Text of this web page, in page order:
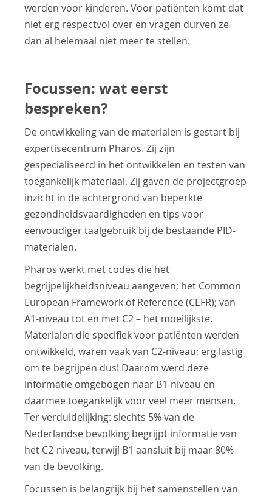
werden voor kinderen. Voor patiënten komt dat
niet erg respectvol over en vragen durven ze
dan al helemaal niet meer te stellen.
Focussen: wat eerst
bespreken?
De ontwikkeling van de materialen is gestart bij
expertisecentrum Pharos. Zij zijn
gespecialiseerd in het ontwikkelen en testen van
toegankelijk materiaal. Zij gaven de projectgroep
inzicht in de achtergrond van beperkte
gezondheidsvaardigheden en tips voor
eenvoudiger taalgebruik bij de bestaande PID-
materialen.
Pharos werkt met codes die het
begrijpelijkheidsniveau aangeven; het Common
European Framework of Reference (CEFR); van
A1-niveau tot en met C2 – het moeilijkste.
Materialen die specifiek voor patiënten werden
ontwikkeld, waren vaak van C2-niveau; erg lastig
om te begrijpen dus! Daarom werd deze
informatie omgebogen naar B1-niveau en
daarmee toegankelijk voor veel meer mensen.
Ter verduidelijking: slechts 5% van de
Nederlandse bevolking begrijpt informatie van
het C2-niveau, terwijl B1 aansluit bij maar 80%
van de bevolking.
Focussen is belangrijk bij het samenstellen van